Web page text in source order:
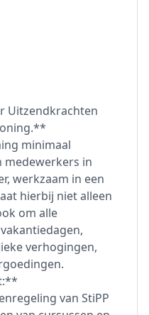
Uitzendkrachten
minimaal
medewerkers in
werkzaam in een
hierbij niet alleen
om alle
verhogingen,
van StiPP